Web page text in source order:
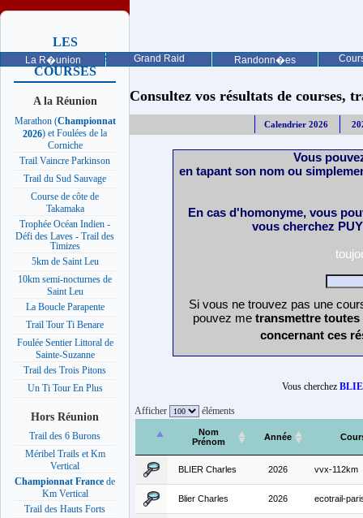
La R�union Grand Raid Randonn�es
LES
PROCHAINES
COURSES
A la Réunion
Marathon (Championnat
2026) et Foulées de la
Corniche
Trail Vaincre Parkinson
Trail du Sud Sauvage
Course de côte de
Takamaka
Trophée Océan Indien -
Défi des Laves - Trail des
Timizes
5km de Saint Leu
10km semi-nocturnes de
Saint Leu
La Boucle Parapente
Trail Tour Ti Benare
Foulée Sentier Littoral de
Sainte-Suzanne
Trail des Trois Pitons
Un Ti Tour En Plus
Hors Réunion
Trail des 6 Burons
Méribel Trails et Km
Vertical
Championnat France de
Km Vertical
Trail des Hauts Forts
Consultez vos résultats de courses,
Calendrier 2026
Vous
en tapant son nom ou
En cas d'homonyme, vous
vous cherchez
Si vous ne trouvez pas une
pouvez me transmettre
concernant ces
Vous cherchez
Afficher éléments
Nom
Prénom
Année
BLIER Charles 2026 vvx-112km
Blier Charles 2026 ecotrail-